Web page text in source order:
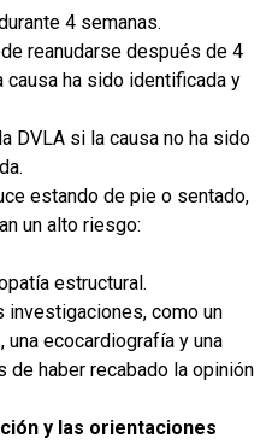
4 semanas.
reanudarse después de 4
causa ha sido identificada y
DVLA si la causa no ha sido
estando de pie o sentado,
un alto riesgo:
estructural.
investigaciones, como un
una ecocardiografía y una
haber recabado la opinión
y las orientaciones